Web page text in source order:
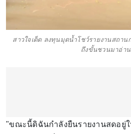
สาวใจเด็ด ลงทุนมุดน้ำโชว์รายงานสถา
ถึงขั้นชวนมาอ่า
"ขณะนี้ดิฉันกำลังยืนรายงานสดอยู่